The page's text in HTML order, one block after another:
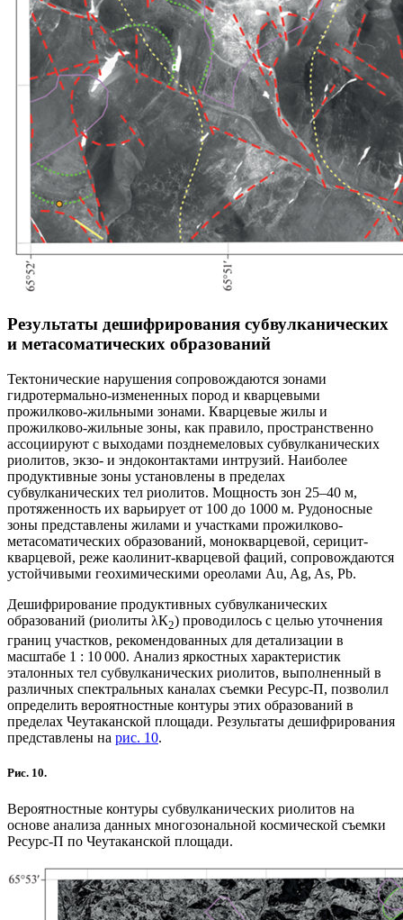
Результаты дешифрирования субвулканических
и метасоматических образований
Тектонические нарушения сопровождаются зонами
гидротермально-измененных пород и кварцевыми
прожилково-жильными зонами. Кварцевые жилы и
прожилково-жильные зоны, как правило, пространственно
ассоциируют с выходами позднемеловых субвулканических
риолитов, экзо- и эндоконтактами интрузий. Наиболее
продуктивные зоны установлены в пределах
субвулканических тел риолитов. Мощность зон 25–40 м,
протяженность их варьирует от 100 до 1000 м. Рудоносные
зоны представлены жилами и участками прожилково-
метасоматических образований, монокварцевой, серицит-
кварцевой, реже каолинит-кварцевой фаций, сопровождаются
устойчивыми геохимическими ореолами Au, Ag, As, Pb.
Дешифрирование продуктивных субвулканических
образований (риолиты λК2) проводилось с целью уточнения
границ участков, рекомендованных для детализации в
масштабе 1 : 10 000. Анализ яркостных характеристик
эталонных тел субвулканических риолитов, выполненный в
различных спектральных каналах съемки Ресурс-П, позволил
определить вероятностные контуры этих образований в
пределах Чеутаканской площади. Результаты дешифрирования
представлены на рис. 10.
Рис. 10.
Вероятностные контуры субвулканических риолитов на
основе анализа данных многозональной космической съемки
Ресурс-П по Чеутаканской площади.